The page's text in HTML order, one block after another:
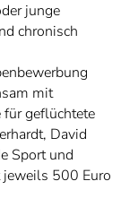
junge
chronisch
mit
für geflüchtete
David
Sport und
jeweils 500 Euro